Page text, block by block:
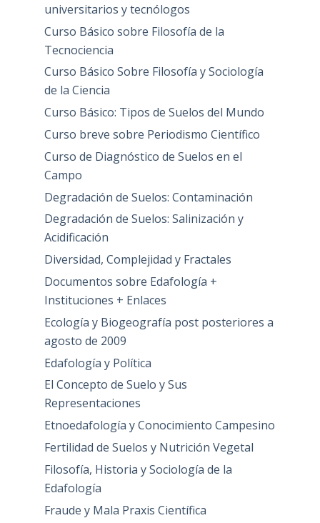
universitarios y tecnólogos
Curso Básico sobre Filosofía de la
Tecnociencia
Curso Básico Sobre Filosofía y Sociología
de la Ciencia
Curso Básico: Tipos de Suelos del Mundo
Curso breve sobre Periodismo Científico
Curso de Diagnóstico de Suelos en el
Campo
Degradación de Suelos: Contaminación
Degradación de Suelos: Salinización y
Acidificación
Diversidad, Complejidad y Fractales
Documentos sobre Edafología +
Instituciones + Enlaces
Ecología y Biogeografía post posteriores a
agosto de 2009
Edafología y Política
El Concepto de Suelo y Sus
Representaciones
Etnoedafología y Conocimiento Campesino
Fertilidad de Suelos y Nutrición Vegetal
Filosofía, Historia y Sociología de la
Edafología
Fraude y Mala Praxis Científica